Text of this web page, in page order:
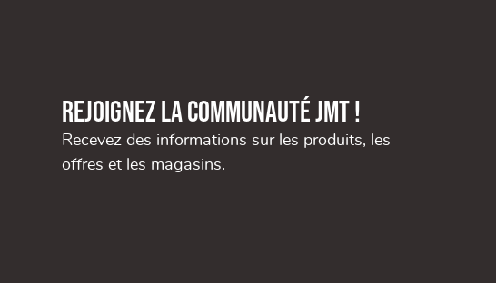
Rejoignez la communauté JMT !
Recevez des informations sur les produits, les
offres et les magasins.